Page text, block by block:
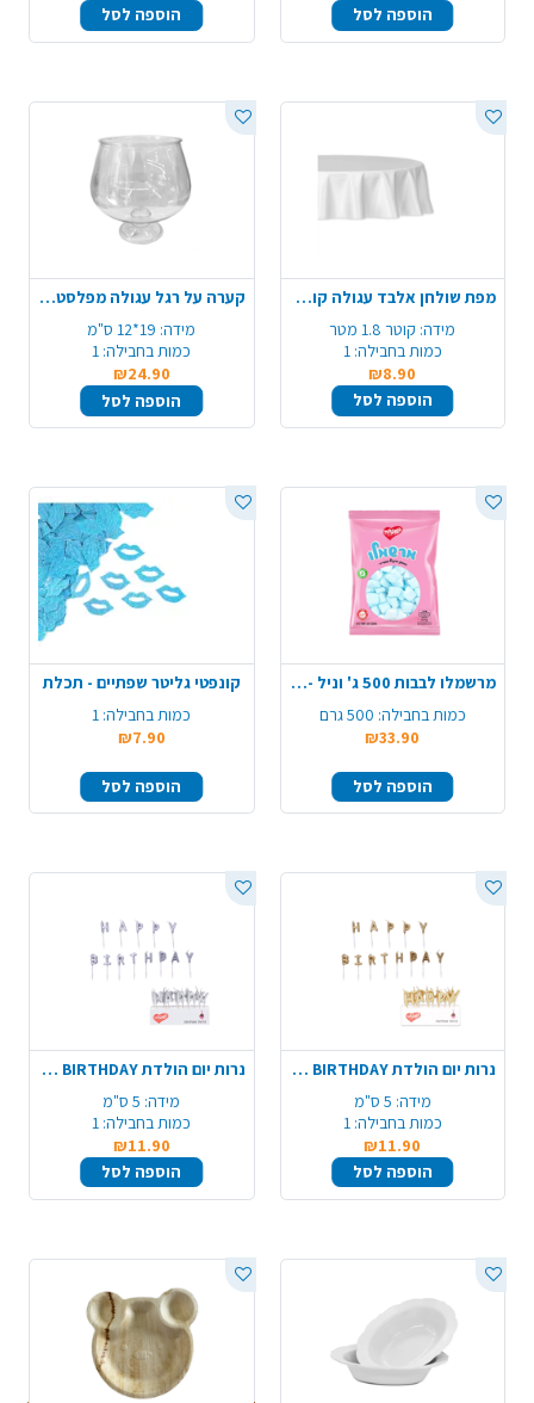
הוספה לסל
הוספה לסל
מפת שולחן אלבד עגולה קוטר 1.80 מ' - לבן
מידה: קוטר 1.8 מטר
כמות בחבילה: 1
₪8.90
הוספה לסל
קערה על רגל עגולה מפלסטיק - שקוף
מידה: 19*12 ס"מ
כמות בחבילה: 1
₪24.90
הוספה לסל
מרשמלו לבבות 500 ג' וניל - כחול לבן
כמות בחבילה: 500 גרם
₪33.90
הוספה לסל
קונפטי גליטר שפתיים - תכלת
כמות בחבילה: 1
₪7.90
הוספה לסל
נרות יום הולדת HAPPY BIRTHDAY אותיות - זהב
מידה: 5 ס"מ
כמות בחבילה: 1
₪11.90
הוספה לסל
נרות יום הולדת HAPPY BIRTHDAY אותיות - כסף
מידה: 5 ס"מ
כמות בחבילה: 1
₪11.90
הוספה לסל